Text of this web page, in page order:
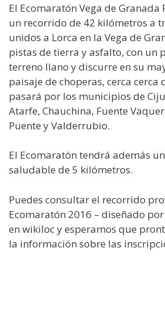
El Ecomaratón Vega de Granada
un recorrido de 42 kilómetros a
unidos a Lorca en la Vega de
pistas de tierra y asfalto, con un
terreno llano y discurre en su
paisaje de choperas, cerca cerca
pasará por los municipios de
Atarfe, Chauchina, Fuente
Puente y Valderrubio.
El Ecomaratón tendrá además
saludable de 5 kilómetros.
Puedes consultar el recorrido
Ecomaratón 2016 – diseñado
en wikiloc y esperamos que
la información sobre las